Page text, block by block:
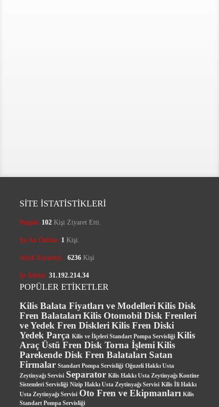
SİTE İSTATİSTİKLERİ
Bugün: 102 Kişi Ziyaret Etti.
Şu An Online: 1 Kişi.
Aylık Ziyaretçi : 6236 Kişi
Ip Adresi: 31.192.214.34
POPÜLER ETİKETLER
Kilis Balata Fiyatları ve Modelleri Kilis Disk
Fren Balataları Kilis Otomobil Disk Frenleri
ve Yedek Fren Diskleri Kilis Fren Diski
Yedek Parça Kilis ve İlçeleri Standart Pompa Servisliği Kilis
Araç Üstü Fren Disk Torna İşlemi Kilis
Parekende Disk Fren Balataları Satan
Firmalar Standart Pompa Servisliği Oğuzeli Hakkı Usta
Zeytinyağı Servisi Separator Kilis Hakkı Usta Zeytinyağı Kontine
Sistemleri Servisliği Nizip Hakkı Usta Zeytinyağı Servisi Kilis İli Hakkı
Usta Zeytinyağı Servisi Oto Fren ve Ekipmanları Kilis
Standart Pompa Servisliği